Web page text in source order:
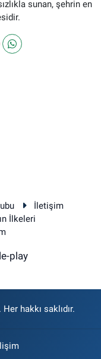
sunan, şehrin en
İletişim
İlkeleri
hakkı saklıdır.